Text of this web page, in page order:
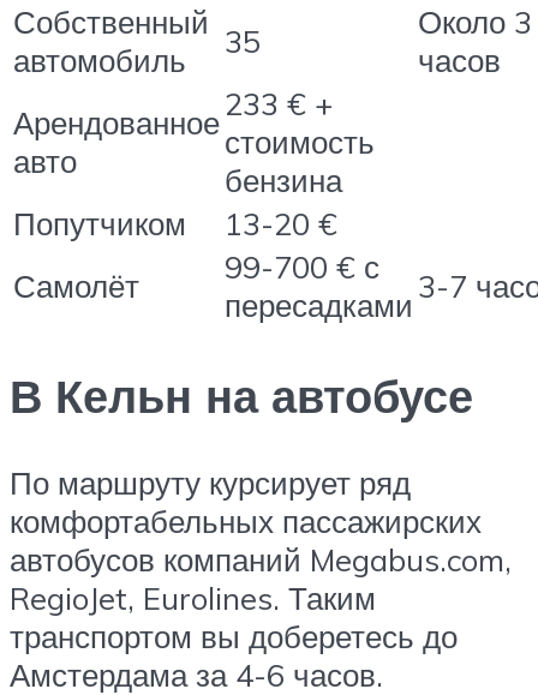
Собственный
автомобиль
35
Около 3
часов
Арендованное
авто
233 € +
стоимость
бензина
Попутчиком
13-20 €
Самолёт
99-700 € с
пересадками 3-7
В Кельн на автобусе
По маршруту курсирует ряд
комфортабельных пассажирских
автобусов компаний Megabus.com,
RegioJet, Eurolines. Таким
транспортом вы доберетесь до
Амстердама за 4-6 часов.